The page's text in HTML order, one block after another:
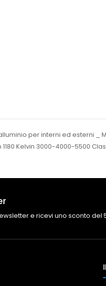
per interni ed esterni _
Kelvin 3000-4000-5500
e ricevi uno sconto del